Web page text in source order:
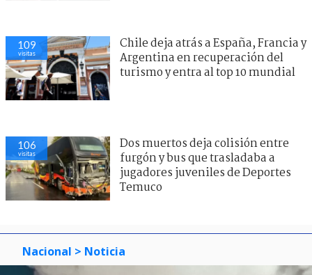
109
visitas
Chile deja atrás a España, Francia y
Argentina en recuperación del
turismo y entra al top 10 mundial
106
visitas
Dos muertos deja colisión entre
furgón y bus que trasladaba a
jugadores juveniles de Deportes
Temuco
Nacional > Noticia